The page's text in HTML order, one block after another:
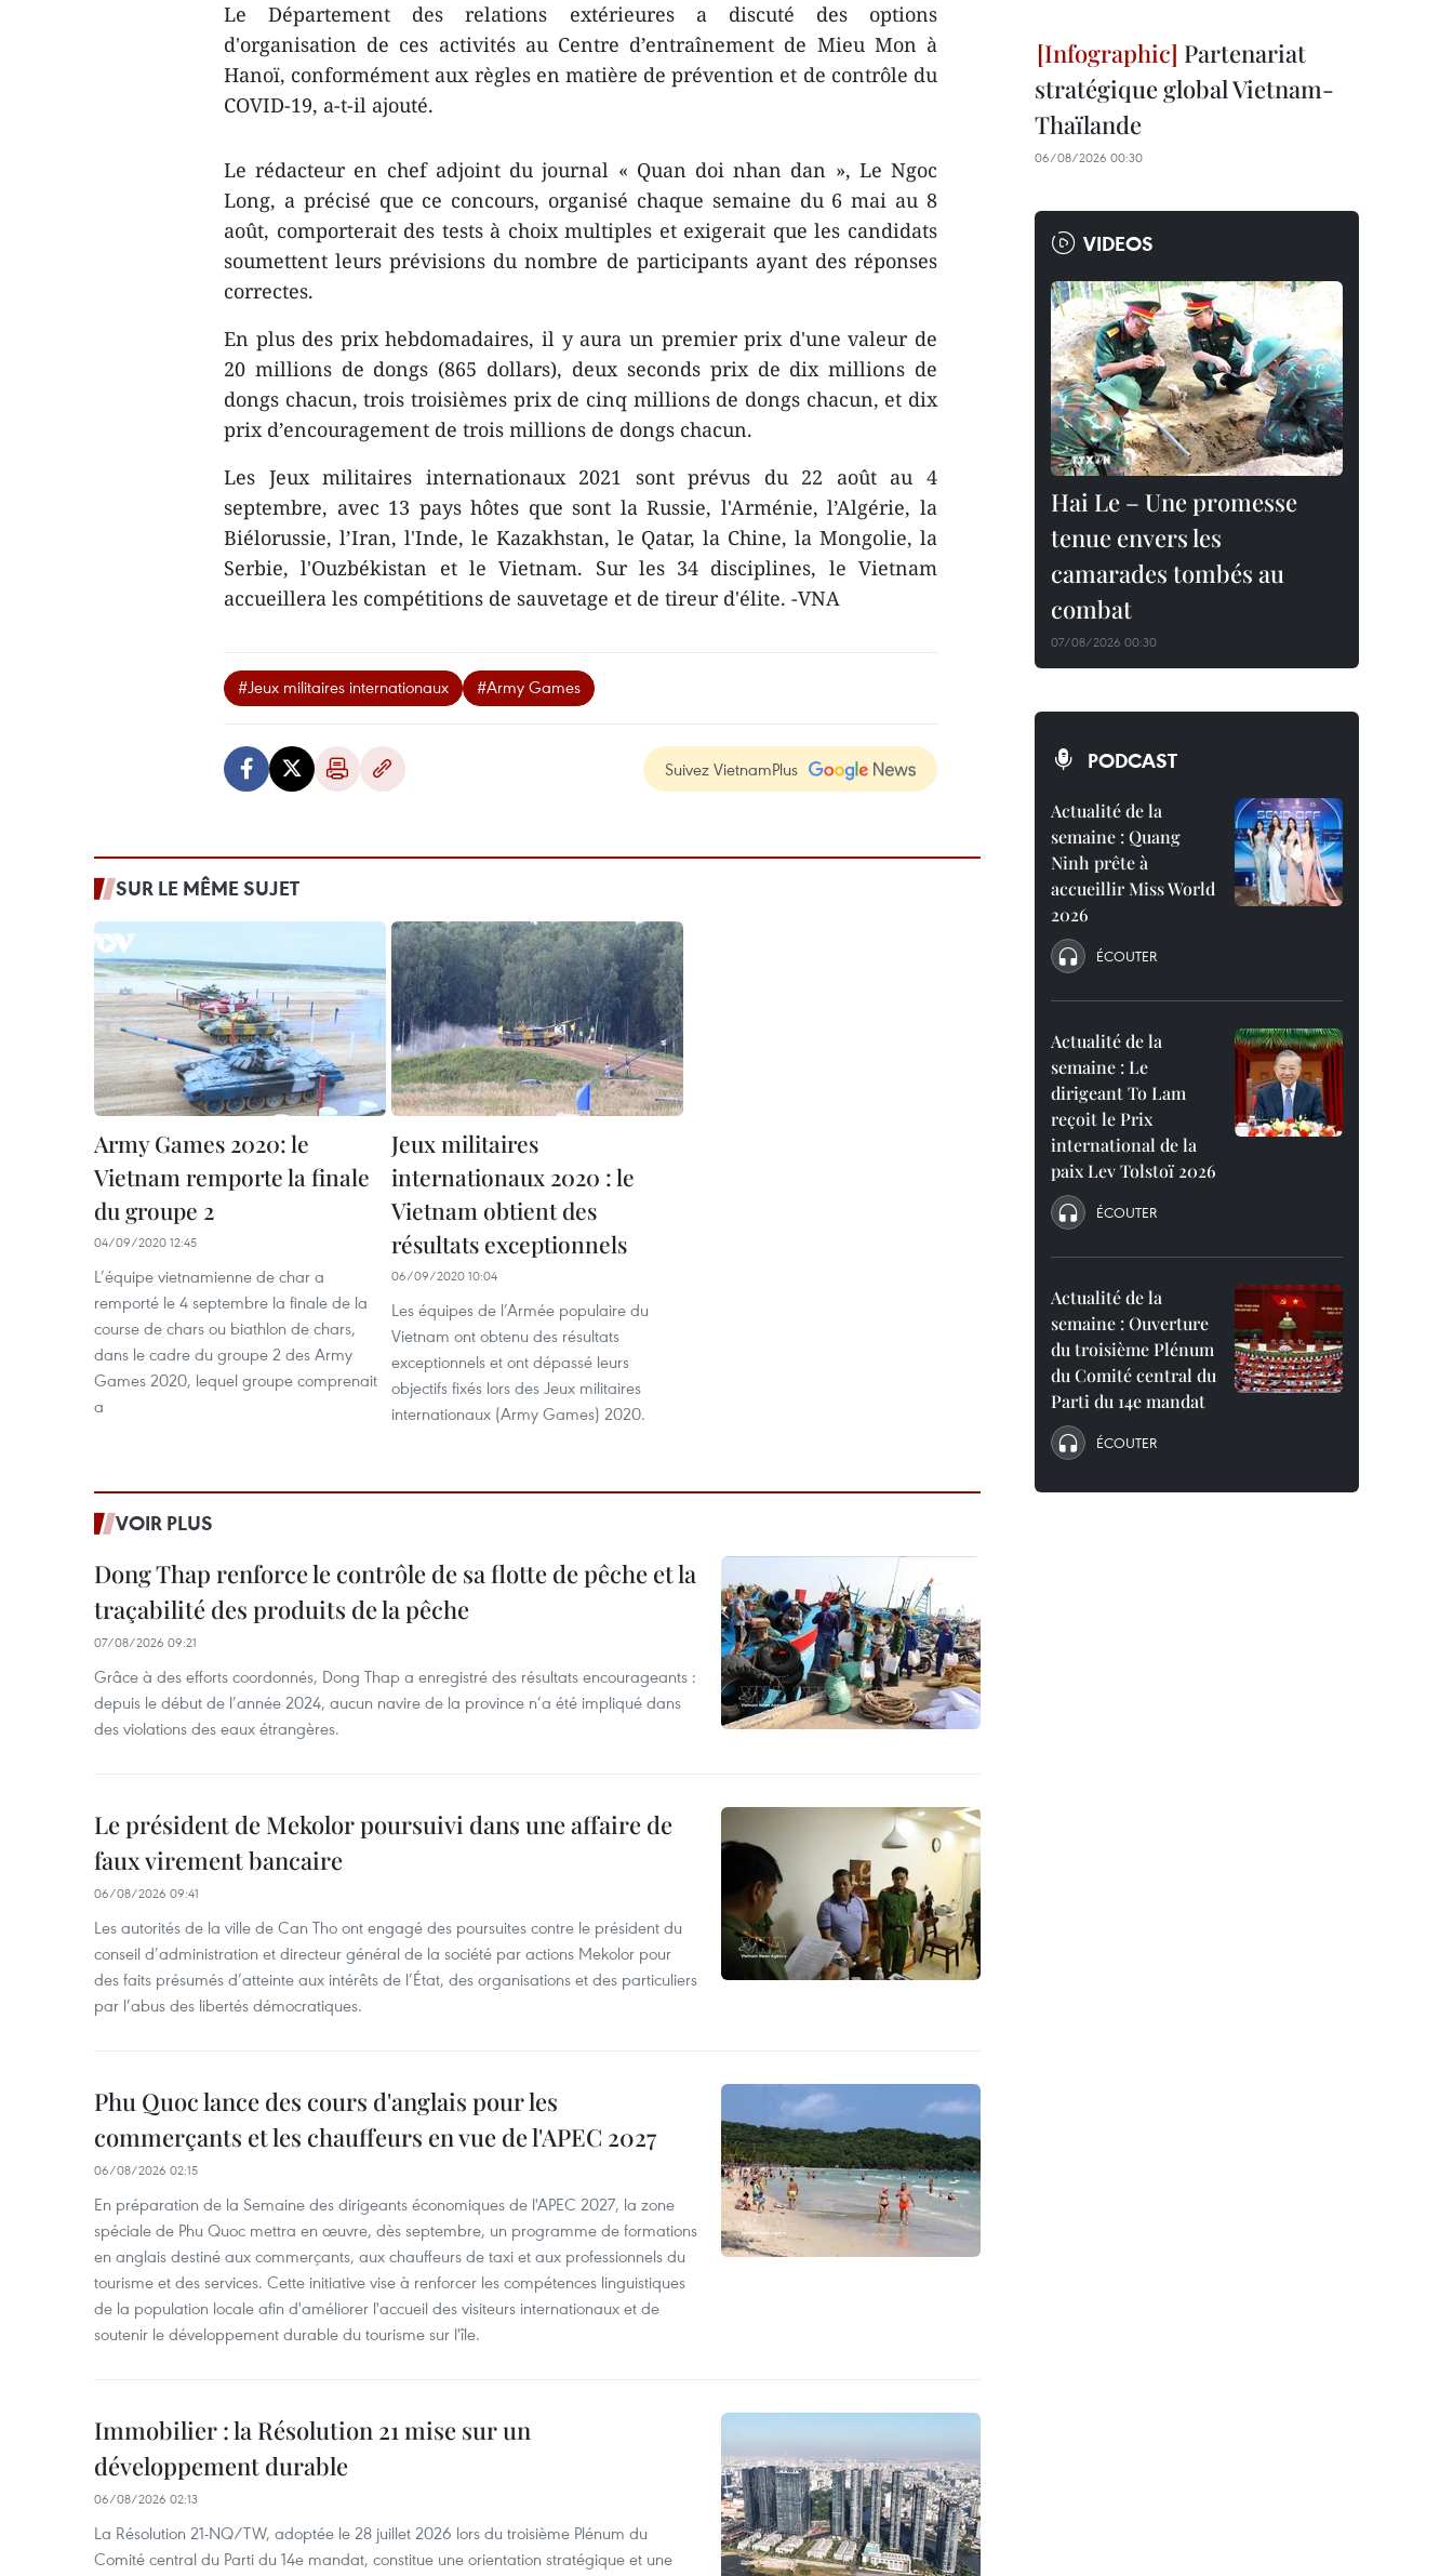
Le Département des relations extérieures a discuté des options
d'organisation de ces activités au Centre d’entraînement de Mieu Mon à
Hanoï, conformément aux règles en matière de prévention et de contrôle du
COVID-19, a-t-il ajouté.
Le rédacteur en chef adjoint du journal « Quan doi nhan dan », Le Ngoc
Long, a précisé que ce concours, organisé chaque semaine du 6 mai au 8
août, comporterait des tests à choix multiples et exigerait que les candidats
soumettent leurs prévisions du nombre de participants ayant des réponses
correctes.
En plus des prix hebdomadaires, il y aura un premier prix d'une valeur de
20 millions de dongs (865 dollars), deux seconds prix de dix millions de
dongs chacun, trois troisièmes prix de cinq millions de dongs chacun, et dix
prix d’encouragement de trois millions de dongs chacun.
Les Jeux militaires internationaux 2021 sont prévus du 22 août au 4
septembre, avec 13 pays hôtes que sont la Russie, l'Arménie, l’Algérie, la
Biélorussie, l’Iran, l'Inde, le Kazakhstan, le Qatar, la Chine, la Mongolie, la
Serbie, l'Ouzbékistan et le Vietnam. Sur les 34 disciplines, le Vietnam
accueillera les compétitions de sauvetage et de tireur d'élite. -VNA
#Jeux militaires internationaux #Army Games
Suivez VietnamPlus
SUR LE MÊME SUJET
Army Games 2020: le
Vietnam remporte la finale
du groupe 2
04/09/2020 12:45
L’équipe vietnamienne de char a
remporté le 4 septembre la finale de la
course de chars ou biathlon de chars,
dans le cadre du groupe 2 des Army
Games 2020, lequel groupe comprenait
a
Jeux militaires
internationaux 2020 : le
Vietnam obtient des
résultats exceptionnels
06/09/2020 10:04
Les équipes de l’Armée populaire du
Vietnam ont obtenu des résultats
exceptionnels et ont dépassé leurs
objectifs fixés lors des Jeux militaires
internationaux (Army Games) 2020.
VOIR PLUS
Dong Thap renforce le contrôle de sa flotte de pêche et la
traçabilité des produits de la pêche
07/08/2026 09:21
Grâce à des efforts coordonnés, Dong Thap a enregistré des résultats encourageants :
depuis le début de l’année 2024, aucun navire de la province n’a été impliqué dans
des violations des eaux étrangères.
Le président de Mekolor poursuivi dans une affaire de
faux virement bancaire
06/08/2026 09:41
Les autorités de la ville de Can Tho ont engagé des poursuites contre le président du
conseil d’administration et directeur général de la société par actions Mekolor pour
des faits présumés d’atteinte aux intérêts de l’État, des organisations et des particuliers
par l’abus des libertés démocratiques.
Phu Quoc lance des cours d'anglais pour les
commerçants et les chauffeurs en vue de l'APEC 2027
06/08/2026 02:15
En préparation de la Semaine des dirigeants économiques de l'APEC 2027, la zone
spéciale de Phu Quoc mettra en œuvre, dès septembre, un programme de formations
en anglais destiné aux commerçants, aux chauffeurs de taxi et aux professionnels du
tourisme et des services. Cette initiative vise à renforcer les compétences linguistiques
de la population locale afin d'améliorer l'accueil des visiteurs internationaux et de
soutenir le développement durable du tourisme sur l'île.
Immobilier : la Résolution 21 mise sur un
développement durable
06/08/2026 02:13
La Résolution 21-NQ/TW, adoptée le 28 juillet 2026 lors du troisième Plénum du
Comité central du Parti du 14e mandat, constitue une orientation stratégique et une
Partenariat
stratégique global Vietnam-
Thaïlande
06/08/2026 00:30
VIDEOS
Hai Le – Une promesse
tenue envers les
camarades tombés au
combat
07/08/2026 00:30
PODCAST
Actualité de la
semaine : Quang
Ninh prête à
accueillir Miss World
2026
ÉCOUTER
Actualité de la
semaine : Le
dirigeant To Lam
reçoit le Prix
international de la
paix Lev Tolstoï 2026
ÉCOUTER
Actualité de la
semaine : Ouverture
du troisième Plénum
du Comité central du
Parti du 14e mandat
ÉCOUTER